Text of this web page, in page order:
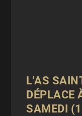
L'AS
DÉPLACE
SAMEDI